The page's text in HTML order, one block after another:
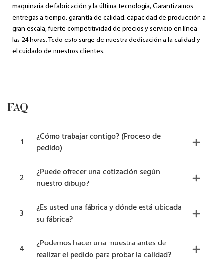
maquinaria de fabricación y la última tecnología, Garantizamos
entregas a tiempo, garantía de calidad, capacidad de producción a
gran escala, fuerte competitividad de precios y servicio en línea
las 24 horas. Todo esto surge de nuestra dedicación a la calidad y
el cuidado de nuestros clientes.
FAQ
1
¿Cómo trabajar contigo? (Proceso de
pedido)
2
¿Puede ofrecer una cotización según
nuestro dibujo?
3
¿Es usted una fábrica y dónde está ubicada
su fábrica?
4
¿Podemos hacer una muestra antes de
realizar el pedido para probar la calidad?